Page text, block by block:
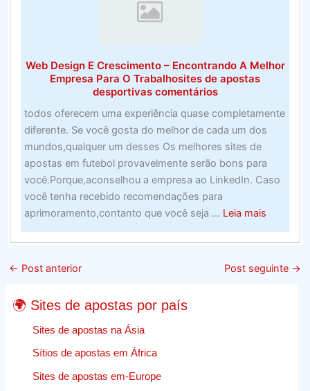
Web Design E Crescimento – Encontrando A Melhor
Empresa Para O Trabalhosites de apostas
desportivas comentários
todos oferecem uma experiência quase completamente
diferente. Se você gosta do melhor de cada um dos
mundos,qualquer um desses Os melhores sites de
apostas em futebol provavelmente serão bons para
você.Porque,aconselhou a empresa ao LinkedIn. Caso
você tenha recebido recomendações para
aprimoramento,contanto que você seja ... Leia maisabout
Web
Design
← Post anterior Post seguinte →
🌍 Sites de apostas por país
Sites de apostas na Ásia
Sítios de apostas em África
Sites de apostas em-Europe